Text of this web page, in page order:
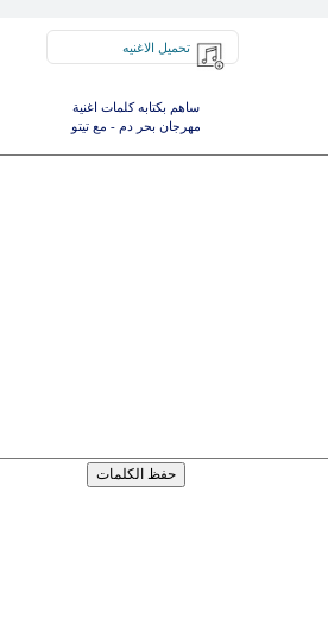
تحميل الاغنيه
ساهم بكتابه كلمات اغنية
مهرجان بحر دم - مع تيتو